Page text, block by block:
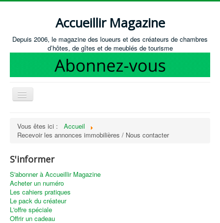
Accueillir Magazine
Depuis 2006, le magazine des loueurs et des créateurs de chambres
d’hôtes, de gîtes et de meublés de tourisme
Basculer
Créer / Ouvrir
Annonces immobilières
Recevoir les annonces immobilières / Nous contacter
Vous êtes ici :
Accueil
Recevoir les annonces immobilières / Nous contacter
S'informer
S'abonner à Accueillir Magazine
Acheter un numéro
Les cahiers pratiques
Le pack du créateur
L'offre spéciale
Offrir un cadeau